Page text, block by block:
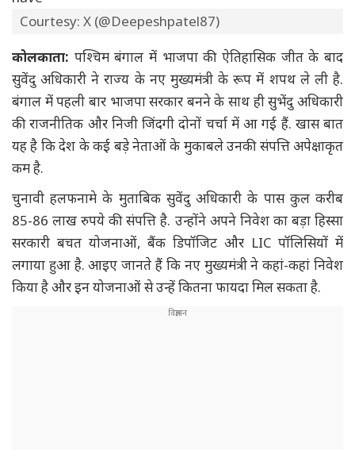
Courtesy: X (@Deepeshpatel87)
कोलकाता: पश्चिम बंगाल में भाजपा की ऐतिहासिक जीत के बाद
सुवेंदु अधिकारी ने राज्य के नए मुख्यमंत्री के रूप में शपथ ले ली है.
बंगाल में पहली बार भाजपा सरकार बनने के साथ ही सुभेंदु अधिकारी
की राजनीतिक और निजी जिंदगी दोनों चर्चा में आ गई हैं. खास बात
यह है कि देश के कई बड़े नेताओं के मुकाबले उनकी संपत्ति अपेक्षाकृत
कम है.
चुनावी हलफनामे के मुताबिक सुवेंदु अधिकारी के पास कुल करीब
85-86 लाख रुपये की संपत्ति है. उन्होंने अपने निवेश का बड़ा हिस्सा
सरकारी बचत योजनाओं, बैंक डिपॉजिट और LIC पॉलिसियों में
लगाया हुआ है. आइए जानते हैं कि नए मुख्यमंत्री ने कहां-कहां निवेश
किया है और इन योजनाओं से उन्हें कितना फायदा मिल सकता है.